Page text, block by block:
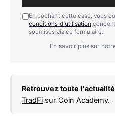
En cochant cette case, vous
conditions d'utilisation
soumises via ce formulaire.
En savoir plus sur
Retrouvez toute l'actualité
TradFi sur Coin Academy.